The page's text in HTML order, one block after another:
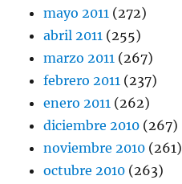
mayo 2011 (272)
abril 2011 (255)
marzo 2011 (267)
febrero 2011 (237)
enero 2011 (262)
diciembre 2010 (267)
noviembre 2010 (261)
octubre 2010 (263)